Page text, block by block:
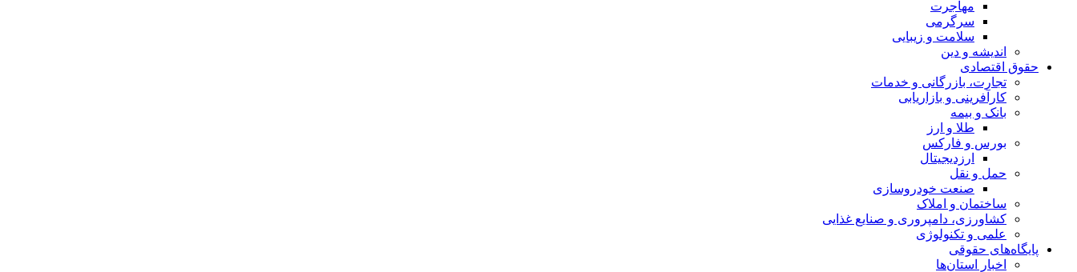
مهاجرت
سرگرمی
سلامت و زیبایی
اندیشه و دین
حقوق اقتصادی
تجارت، بازرگانی و خدمات
کارآفرینی و بازاریابی
بانک و بیمه
طلا و ارز
بورس و فارکس
ارزدیجیتال
حمل و نقل
صنعت خودروسازی
ساختمان و املاک
کشاورزی، دامپروری و صنایع غذایی
علمی و تکنولوژی
پایگاه‌های حقوقی
اخبار استان‌ها